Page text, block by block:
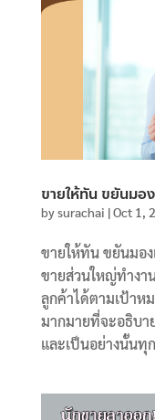
ขายให้ทัน ขยันมอ
bysurachai |Oct 1,
ขายให้ทัน ขยันมอ
ขายส่วนใหญ่ทำงา
ลูกค้าได้ตามเป้าห
มากมายที่จะอธิบา
และเป็นอย่างนั้นทุ